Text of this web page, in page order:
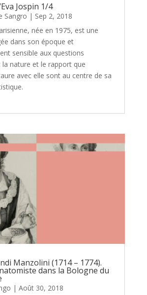
Jospin 1/4
Sangro | Sep 2, 2018
née en 1975, est une
dans son époque et
sensible aux questions
la nature et le rapport que
avec elle sont au centre de sa
Manzolini (1714 – 1774).
dans la Bologne du
| Août 30, 2018